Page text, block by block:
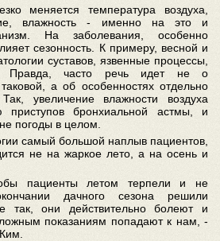
меняется температура воздуха,
влажность - именно на это и
На заболевания, особенно
сезонность. К примеру, весной и
суставов, язвенные процессы,
Правда, часто речь идет не о
а об особенностях отдельно
увеличение влажности воздуха
приступов бронхиальной астмы, и
погоды в целом.
самый большой наплыв пациентов,
не на жаркое лето, а на осень и
пациенты летом терпели и не
дачного сезона решили
так, они действительно болеют и
показаниям попадают к нам, -